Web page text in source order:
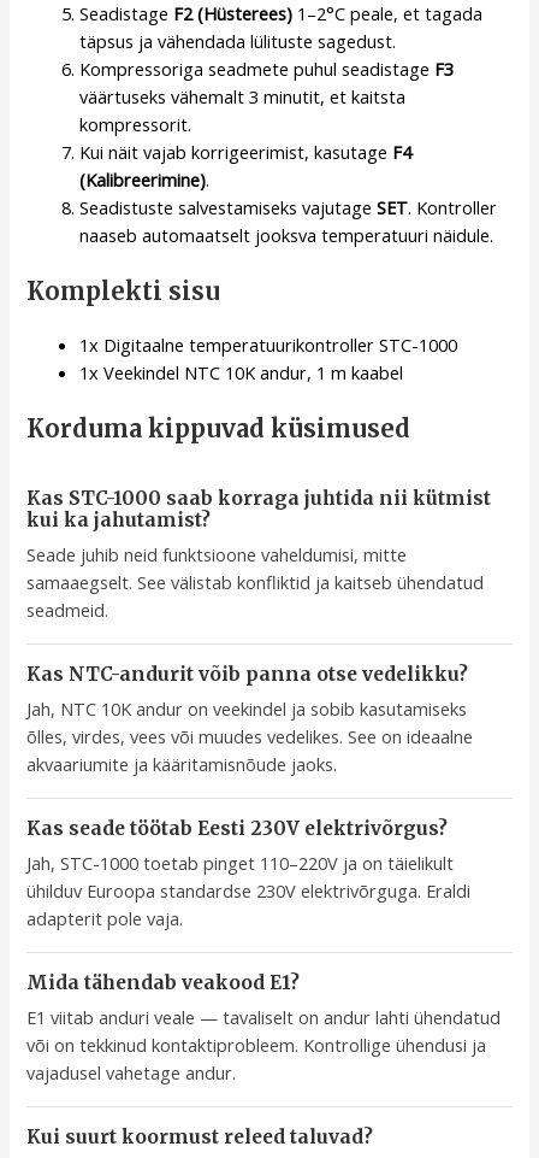
Seadistage F2 (Hüsterees) 1–2°C peale, et tagada
täpsus ja vähendada lülituste sagedust.
Kompressoriga seadmete puhul seadistage F3
väärtuseks vähemalt 3 minutit, et kaitsta
kompressorit.
Kui näit vajab korrigeerimist, kasutage F4
(Kalibreerimine).
Seadistuste salvestamiseks vajutageSET. Kontroller
naaseb automaatselt jooksva temperatuuri näidule.
Komplekti sisu
1x Digitaalne temperatuurikontroller STC-1000
1x Veekindel NTC 10K andur, 1 m kaabel
Korduma kippuvad küsimused
Kas STC-1000 saab korraga juhtida nii kütmist
kui ka jahutamist?
Seade juhib neid funktsioone vaheldumisi, mitte
samaaegselt. See välistab konfliktid ja kaitseb ühendatud
seadmeid.
Kas NTC-andurit võib panna otse vedelikku?
Jah, NTC 10K andur on veekindel ja sobib kasutamiseks
õlles, virdes, vees või muudes vedelikes. See on ideaalne
akvaariumite ja kääritamisnõude jaoks.
Kas seade töötab Eesti 230V elektrivõrgus?
Jah, STC-1000 toetab pinget 110–220V ja on täielikult
ühilduv Euroopa standardse 230V elektrivõrguga. Eraldi
adapterit pole vaja.
Mida tähendab veakood E1?
E1 viitab anduri veale — tavaliselt on andur lahti ühendatud
või on tekkinud kontaktiprobleem. Kontrollige ühendusi ja
vajadusel vahetage andur.
Kui suurt koormust releed taluvad?